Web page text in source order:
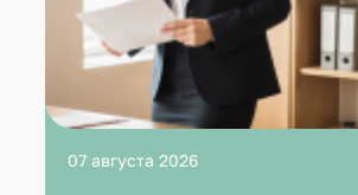
07 августа 2026